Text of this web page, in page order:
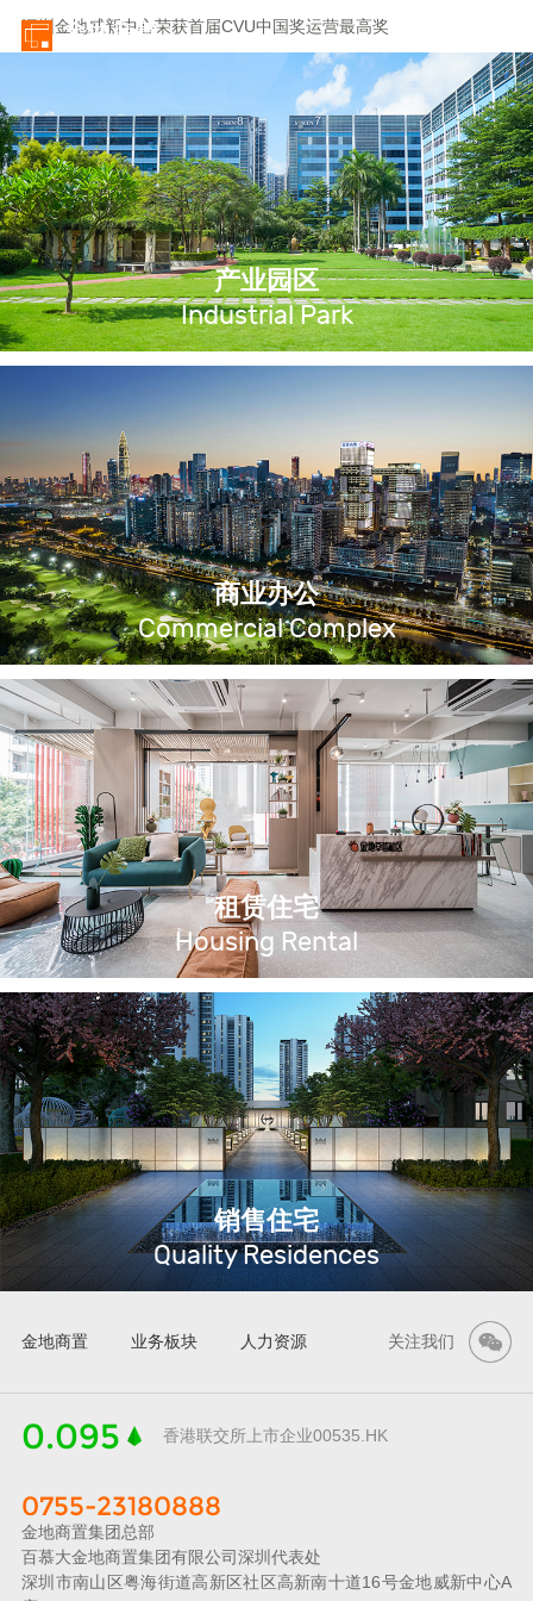
深圳金地威新中心荣获首届CVU中国奖运营最高奖
金地集团及子公司荣获中指研究院多项大奖
金地威新中心荣获国际 WELL 建筑研究院卓越合作伙伴奖
深圳金地威新中心荣获首届CVU中国奖运营最高奖
产业园区
Industrial Park
商业办公
Commercial Complex
租赁住宅
Housing Rental
销售住宅
Quality Residences
金地商置 业务板块 人力资源 关注我们
0.095 香港联交所上市企业00535.HK
0755-23180888
金地商置集团总部
百慕大金地商置集团有限公司深圳代表处
深圳市南山区粤海街道高新区社区高新南十道16号金地威新中心A